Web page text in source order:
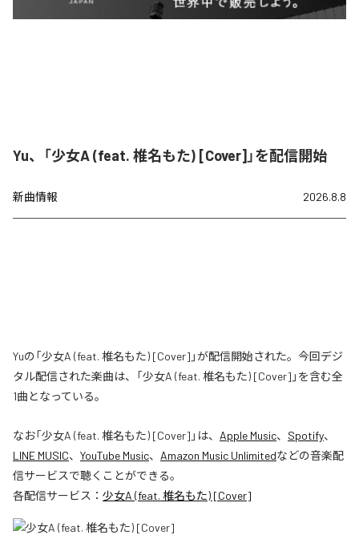
Yu、「少女A (feat. 椎名もた) [Cover]」を配信開始
新曲情報 2026.8.8
Yuの「少女A (feat. 椎名もた) [Cover]」が配信開始された。今回デジ
タル配信された楽曲は、「少女A (feat. 椎名もた) [Cover]」を含む全
1曲となっている。
なお「少女A (feat. 椎名もた) [Cover] 」は、 Apple Music、 Spotify、
LINE MUSIC、 YouTube Music、 Amazon Music Unlimitedなどの音楽配
信サービスで聴くことができる。
各配信サービス： 少女A (feat. 椎名もた) [Cover]